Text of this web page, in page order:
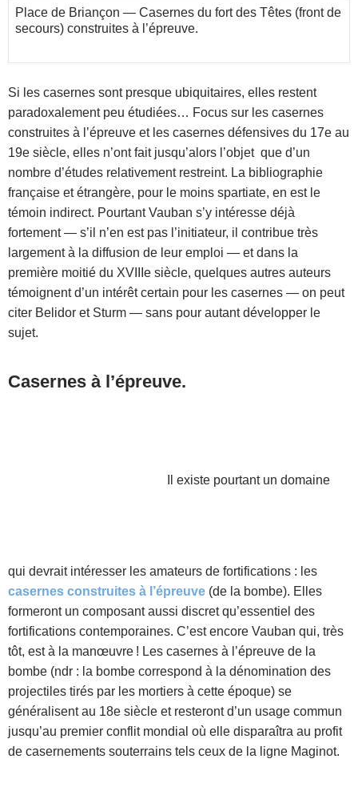
Place de Briançon — Casernes du fort des Têtes (front de
secours) construites à l’épreuve.
Si les casernes sont presque ubiquitaires, elles restent
paradoxalement peu étudiées… Focus sur les casernes
construites à l’épreuve et les casernes défensives du 17e au
19e siècle, elles n’ont fait jusqu’alors l’objet que d’un
nombre d’études relativement restreint. La bibliographie
française et étrangère, pour le moins spartiate, en est le
témoin indirect. Pourtant Vauban s’y intéresse déjà
fortement — s’il n’en est pas l’initiateur, il contribue très
largement à la diffusion de leur emploi — et dans la
première moitié du XVIIIe siècle, quelques autres auteurs
témoignent d’un intérêt certain pour les casernes — on peut
citer Belidor et Sturm — sans pour autant développer le
sujet.
Casernes à l’épreuve.
Il existe pourtant un domaine
qui devrait intéresser les amateurs de fortifications : les
casernes construites à l’épreuve (de la bombe). Elles
formeront un composant aussi discret qu’essentiel des
fortifications contemporaines. C’est encore Vauban qui, très
tôt, est à la manœuvre ! Les casernes à l’épreuve de la
bombe (ndr : la bombe correspond à la dénomination des
projectiles tirés par les mortiers à cette époque) se
généralisent au 18e siècle et resteront d’un usage commun
jusqu’au premier conflit mondial où elle disparaîtra au profit
de casernements souterrains tels ceux de la ligne Maginot.